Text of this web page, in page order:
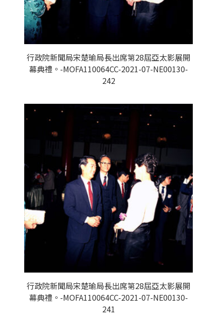
行政院新聞局宋楚瑜局長出席第28屆亞太影展開
幕典禮。-MOFA110064CC-2021-07-NE00130-
242
行政院新聞局宋楚瑜局長出席第28屆亞太影展開
幕典禮。-MOFA110064CC-2021-07-NE00130-
241